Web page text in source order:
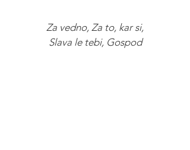
Za vedno, Za to, kar si,
Slava le tebi, Gospod